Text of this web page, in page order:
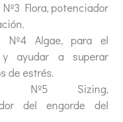
Flora, potenciador
Nº4 Algae, para el
y ayudar a superar
de estrés.
Nº5 Sizing,
del engorde del